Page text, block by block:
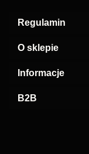
Regulamin
O sklepie
Informacje
B2B